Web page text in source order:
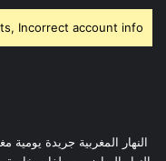
Incorrect account info.
النهار المغربية جريدة يومية